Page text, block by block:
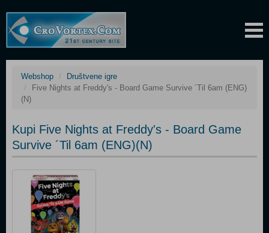
Webshop
Društvene igre
Five Nights at Freddy's - Board Game Survive ´Til 6am (ENG)
(N)
Kupi Five Nights at Freddy's - Board Game
Survive ´Til 6am (ENG)(N)